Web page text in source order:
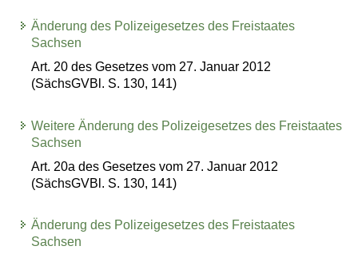
Änderung des Polizeigesetzes des Freistaates
Sachsen
Art. 20 des Gesetzes vom 27. Januar 2012
(SächsGVBl. S. 130, 141)
Weitere Änderung des Polizeigesetzes des Freistaates
Sachsen
Art. 20a des Gesetzes vom 27. Januar 2012
(SächsGVBl. S. 130, 141)
Änderung des Polizeigesetzes des Freistaates
Sachsen